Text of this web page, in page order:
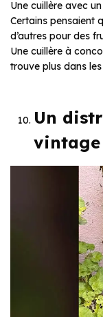
Une cuillère avec
Certains pensaient
d’autres pour des
Une cuillère à
trouve plus dans
Un
vintage